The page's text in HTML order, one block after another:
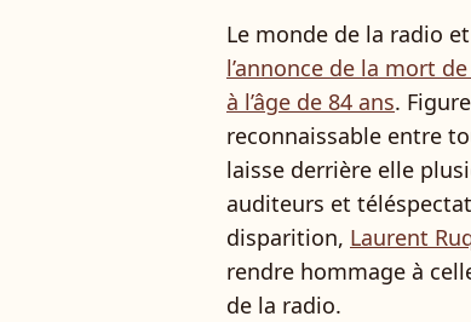
Le monde de la radio
l’annonce de la mort
à l’âge de 84 ans.
reconnaissable entre
laisse derrière elle
auditeurs et
disparition, Laurent
rendre hommage à
de la radio.